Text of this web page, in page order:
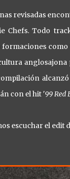
revisadas
Chefs. Todo
con el hit '99 Red
escuchar el edit